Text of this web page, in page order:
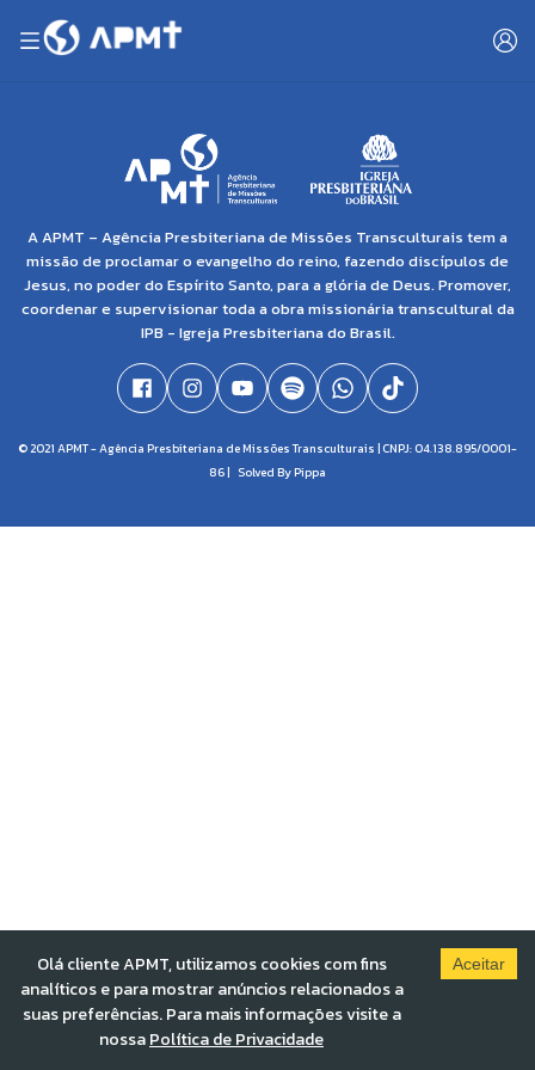
A APMT – Agência Presbiteriana de Missões Transculturais tem a
missão de proclamar o evangelho do reino, fazendo discípulos de
Jesus, no poder do Espírito Santo, para a glória de Deus. Promover,
coordenar e supervisionar toda a obra missionária transcultural da
IPB - Igreja Presbiteriana do Brasil.
© 2021 APMT - Agência Presbiteriana de Missões Transculturais | CNPJ: 04.138.895/0001-
86 | Solved By Pippa
Olá cliente APMT, utilizamos cookies com fins
analíticos e para mostrar anúncios relacionados a
suas preferências. Para mais informações visite a
nossaPolítica de Privacidade
Aceitar